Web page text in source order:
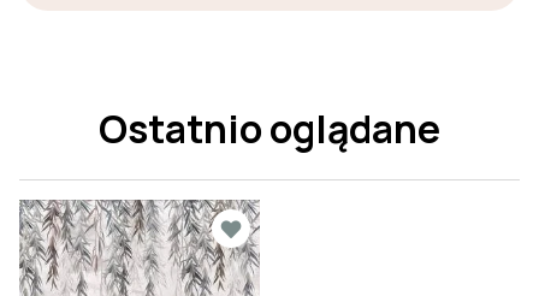
Ostatnio oglądane